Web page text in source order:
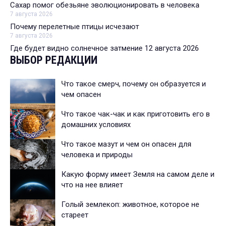
Сахар помог обезьяне эволюционировать в человека
7 августа 2026
Почему перелетные птицы исчезают
7 августа 2026
Где будет видно солнечное затмение 12 августа 2026
ВЫБОР РЕДАКЦИИ
Что такое смерч, почему он образуется и
чем опасен
Что такое чак-чак и как приготовить его в
домашних условиях
Что такое мазут и чем он опасен для
человека и природы
Какую форму имеет Земля на самом деле и
что на нее влияет
Голый землекоп: животное, которое не
стареет